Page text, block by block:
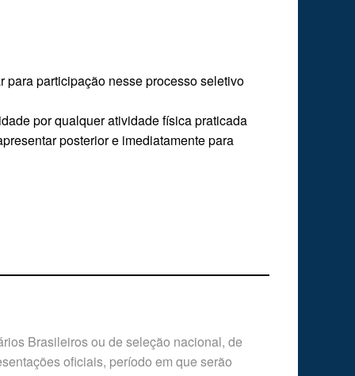
para participação nesse processo seletivo
por qualquer atividade física praticada
posterior e imediatamente para
Brasileiros ou de seleção nacional, de
oficiais, período em que serão